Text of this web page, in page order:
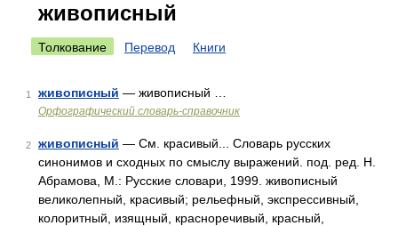
живописный
Толкование Перевод Книги
1 живописный — живописный …
Орфографический словарь-справочник
2 живописный — См. красивый... Словарь русских
синонимов и сходных по смыслу выражений. под. ред. Н.
Абрамова, М.: Русские словари, 1999. живописный
великолепный, красивый; рельефный, экспрессивный,
колоритный, изящный, красноречивый, красный,